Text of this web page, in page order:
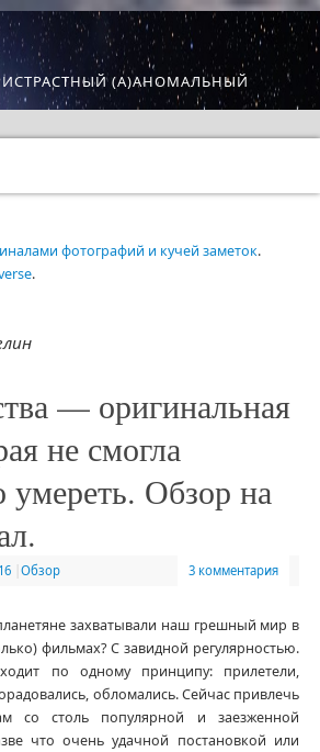
(A)АНОМАЛЬНЫЙ
фотографий и кучей заметок.
.
— оригинальная
не смогла
умереть. Обзор на
Обзор 3 комментария
захватывали наш грешный мир в
фильмах? С завидной регулярностью.
по одному принципу: прилетели,
обломались. Сейчас привлечь
со столь популярной и заезженной
что очень удачной постановкой или